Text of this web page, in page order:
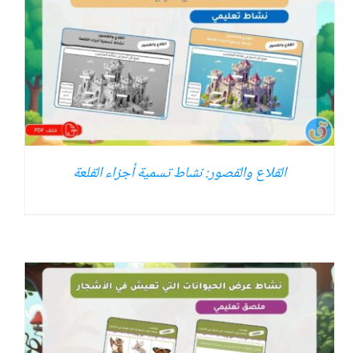
القلاع والقصور: نشاط تسمية أجزاء القلعة